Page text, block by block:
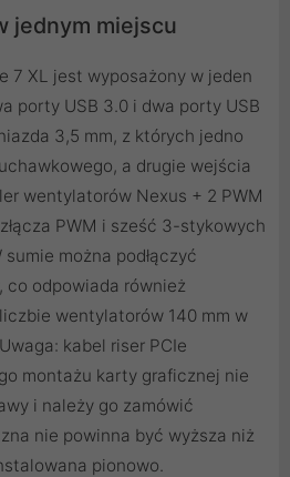
jednym miejscu
7 XL jest wyposażony w jeden
porty USB 3.0 i dwa porty USB
3,5 mm, z których jedno
a drugie wejścia
wentylatorów Nexus + 2 PWM
PWM i sześć 3-stykowych
można podłączyć
odpowiada również
wentylatorów 140 mm w
kabel riser PCIe
montażu karty graficznej nie
i należy go zamówić
nie powinna być wyższa niż
pionowo.